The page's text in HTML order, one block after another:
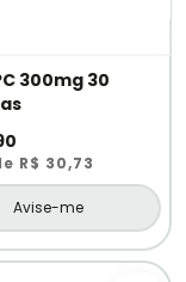
300mg 30
R$ 30,73
Avise-me